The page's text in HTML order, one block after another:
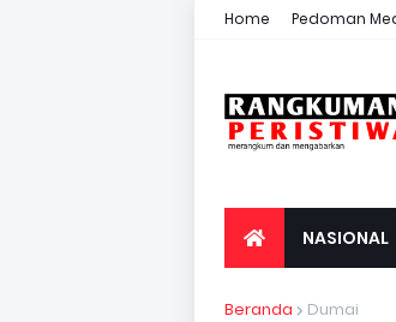
Home Pedoman
NASIONAL
Beranda Dumai